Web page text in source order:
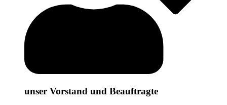
unser Vorstand und Beauftragte